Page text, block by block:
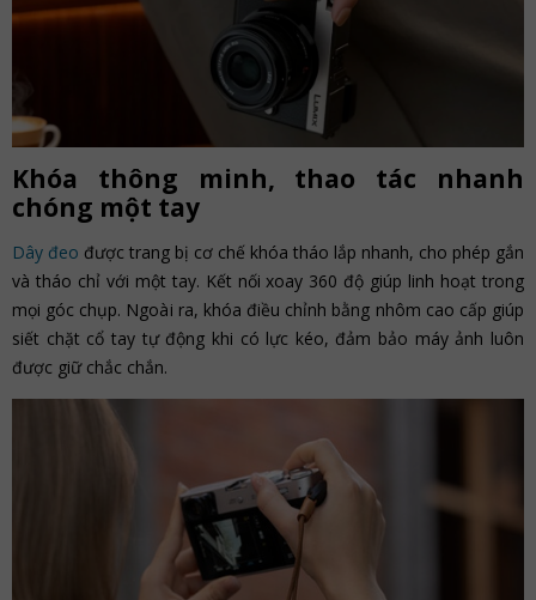
Khóa thông minh, thao tác nhanh
chóng một tay
Dây đeo được trang bị cơ chế khóa tháo lắp nhanh, cho phép gắn
và tháo chỉ với một tay. Kết nối xoay 360 độ giúp linh hoạt trong
mọi góc chụp. Ngoài ra, khóa điều chỉnh bằng nhôm cao cấp giúp
siết chặt cổ tay tự động khi có lực kéo, đảm bảo máy ảnh luôn
được giữ chắc chắn.